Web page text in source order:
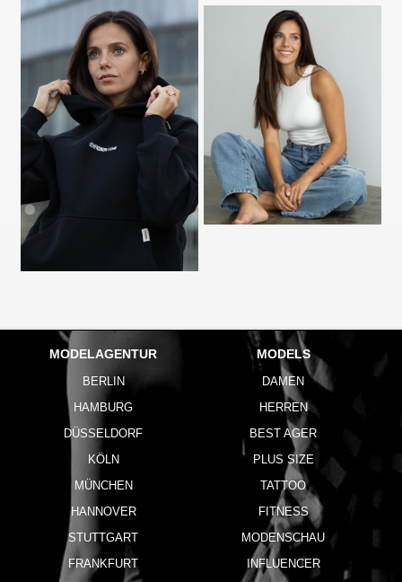
MODELAGENTUR
BERLIN
HAMBURG
DÜSSELDORF
KÖLN
MÜNCHEN
HANNOVER
STUTTGART
FRANKFURT
MODELS
DAMEN
HERREN
BEST AGER
PLUS SIZE
TATTOO
FITNESS
MODENSCHAU
INFLUENCER